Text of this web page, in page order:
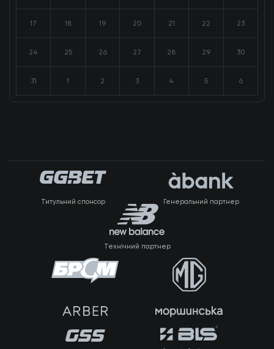
17 18 19 20 21 22 23
24 25 26 27 28 29 30
31 1 2 3 4 5 6
Титульний спонсор Генеральний партнер
Технічний партнер